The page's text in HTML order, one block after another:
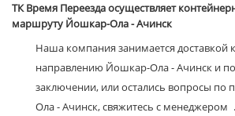
ТК Время Переезда осуществляет
маршруту Йошкар-Ола - Ачинск
Наша компания занимается доставкой
направлению Йошкар-Ола - Ачинск и
заключении, или остались вопросы по
Ола - Ачинск, свяжитесь с менеджером